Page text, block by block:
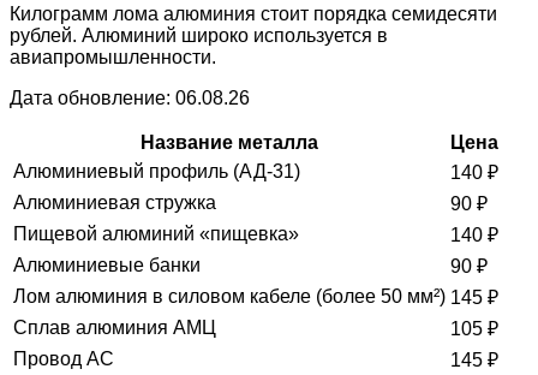
Килограмм лома алюминия стоит порядка семидесяти
рублей. Алюминий широко используется в
авиапромышленности.
Дата обновление: 06.08.26
Название металла
Цена
Алюминиевый профиль (АД-31)
140 ₽
Алюминиевая стружка
90 ₽
Пищевой алюминий «пищевка»
140 ₽
Алюминиевые банки
90 ₽
Лом алюминия в силовом кабеле (более 50 мм²) 145 ₽
Сплав алюминия АМЦ
105 ₽
Провод АС
145 ₽